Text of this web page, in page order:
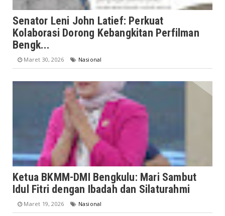
Senator Leni John Latief: Perkuat
Kolaborasi Dorong Kebangkitan Perfilman
Bengk...
Maret 30, 2026 Nasional
Ketua BKMM-DMI Bengkulu: Mari Sambut
Idul Fitri dengan Ibadah dan Silaturahmi
Maret 19, 2026 Nasional